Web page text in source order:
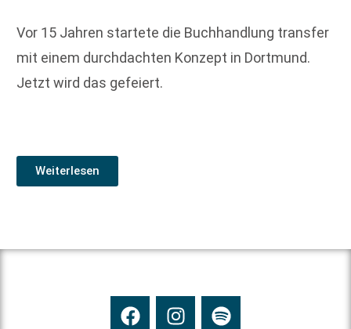
Vor 15 Jahren startete die Buchhandlung transfer
mit einem durchdachten Konzept in Dortmund.
Jetzt wird das gefeiert.
Weiterlesen